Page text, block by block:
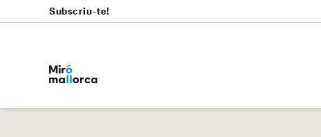
Subscriu-te!